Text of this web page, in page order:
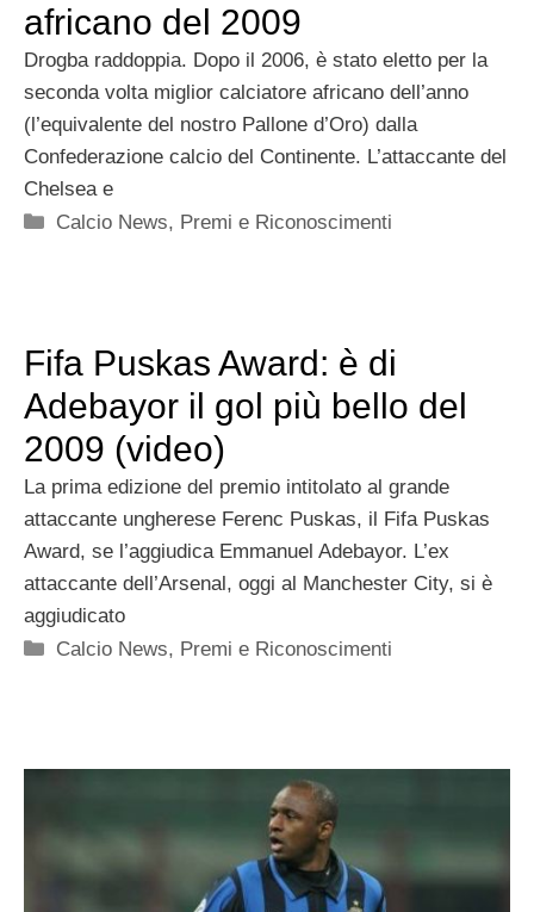
africano del 2009
Drogba raddoppia. Dopo il 2006, è stato eletto per la
seconda volta miglior calciatore africano dell’anno
(l’equivalente del nostro Pallone d’Oro) dalla
Confederazione calcio del Continente. L’attaccante del
Chelsea e
Categorie
Calcio News, Premi e Riconoscimenti
Fifa Puskas Award: è di
Adebayor il gol più bello del
2009 (video)
La prima edizione del premio intitolato al grande
attaccante ungherese Ferenc Puskas, il Fifa Puskas
Award, se l’aggiudica Emmanuel Adebayor. L’ex
attaccante dell’Arsenal, oggi al Manchester City, si è
aggiudicato
Categorie
Calcio News, Premi e Riconoscimenti